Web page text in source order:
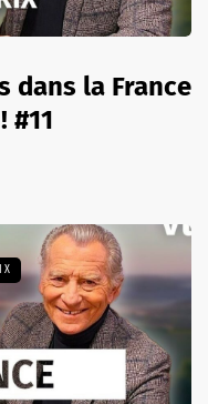
dans la France
#11